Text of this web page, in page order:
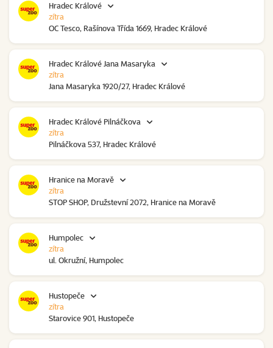
Hradec Králové
OC Tesco, Rašínova Třída 1669, Hradec Králové
zítra
Hradec Králové Jana Masaryka
Jana Masaryka 1920/27, Hradec Králové
zítra
Hradec Králové Pilnáčkova
Pilnáčkova 537, Hradec Králové
zítra
Hranice na Moravě
STOP SHOP, Družstevní 2072, Hranice na Moravě
zítra
Humpolec
ul. Okružní, Humpolec
zítra
Hustopeče
Starovice 901, Hustopeče
zítra